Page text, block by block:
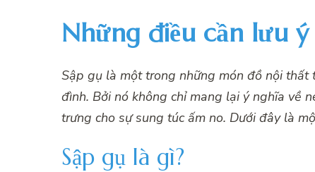
Những điều cần lưu
Sập gụ là một trong những món đồ nội
đình. Bởi nó không chỉ mang lại ý nghĩa về
trưng cho sự sung túc ấm no. Dưới đây là
Sập gụ là gì?